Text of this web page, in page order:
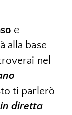
e
alla base
nel
ti parlerò
diretta